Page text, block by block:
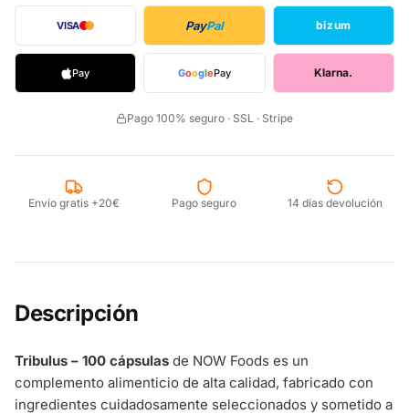
VISA PayPal bizum
Pay GooglePay Klarna.
Pago 100% seguro · SSL · Stripe
Envío gratis +20€ Pago seguro 14 días devolución
Descripción
Tribulus – 100 cápsulas de NOW Foods es un
complemento alimenticio de alta calidad, fabricado con
ingredientes cuidadosamente seleccionados y sometido a